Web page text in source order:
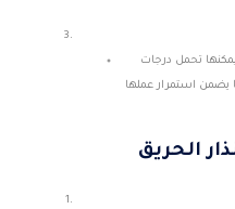
يمكنها تحمل درجات
يضمن استمرار عملها
الحريق